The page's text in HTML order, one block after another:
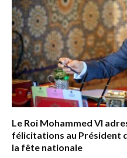
Le Roi Mohammed VI
félicitations au Président
la fête nationale